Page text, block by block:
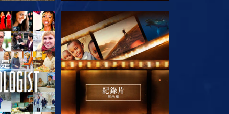
節目 探索系列節目